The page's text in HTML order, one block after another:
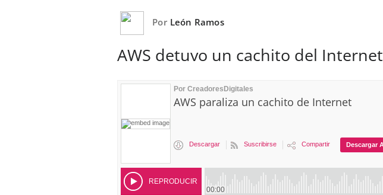
Por León Ramos
AWS detuvo un cachito del Internet